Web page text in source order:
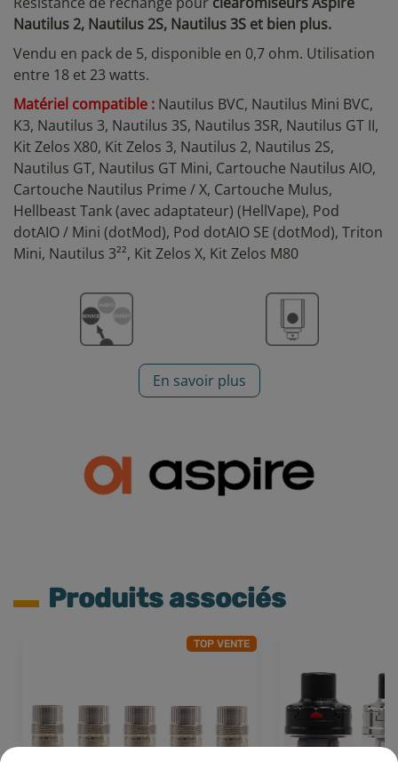
Nautilus 2, Nautilus 2S, Nautilus 3S et bien plus.
Vendu en pack de 5, disponible en 0,7 ohm. Utilisation
entre 18 et 23 watts.
Matériel compatible : Nautilus BVC, Nautilus Mini BVC,
K3, Nautilus 3, Nautilus 3S, Nautilus 3SR, Nautilus GT II,
Kit Zelos X80, Kit Zelos 3, Nautilus 2, Nautilus 2S,
Nautilus GT, Nautilus GT Mini, Cartouche Nautilus AIO,
Cartouche Nautilus Prime / X, Cartouche Mulus,
Hellbeast Tank (avec adaptateur) (HellVape), Pod
dotAIO / Mini (dotMod), Pod dotAIO SE (dotMod), Triton
Mini, Nautilus 3²², Kit Zelos X, Kit Zelos M80
En savoir plus
Produits associés
TOP VENTE